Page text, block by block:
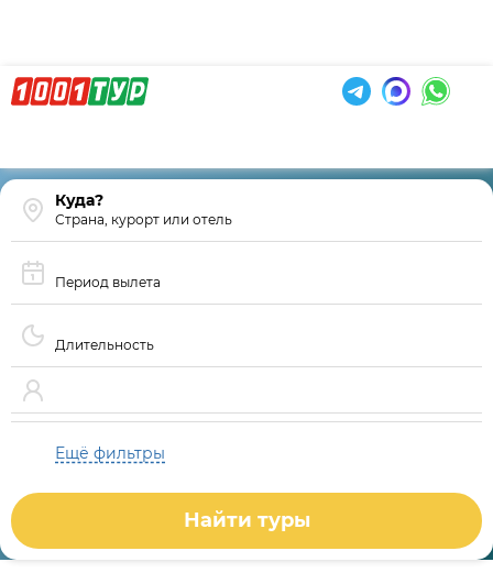
Страна, курорт или отель
Период вылета
Длительность
Ещё фильтры
Найти туры